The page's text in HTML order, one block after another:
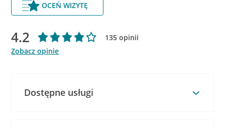
OCEŃ WIZYTĘ
4.2
135 opinii
Zobacz opinie
Dostępne usługi